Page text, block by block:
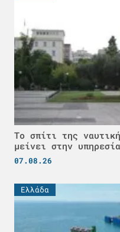
Το σπίτι της
μείνει στην
07.08.26
Ελλάδα